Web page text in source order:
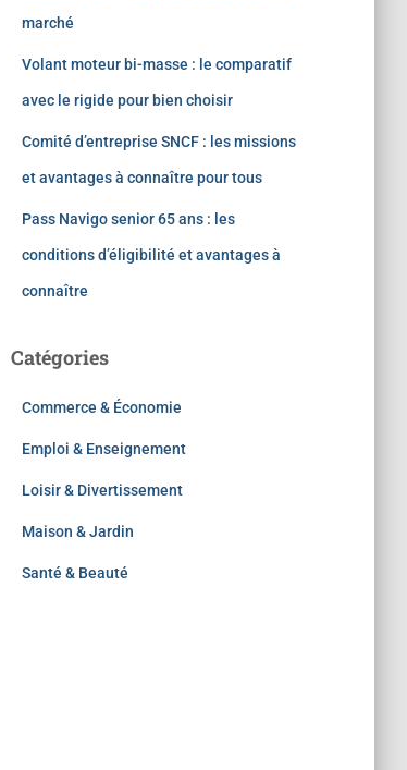
marché
Volant moteur bi-masse : le comparatif
avec le rigide pour bien choisir
Comité d’entreprise SNCF : les missions
et avantages à connaître pour tous
Pass Navigo senior 65 ans : les
conditions d’éligibilité et avantages à
connaître
Catégories
Commerce & Économie
Emploi & Enseignement
Loisir & Divertissement
Maison & Jardin
Santé & Beauté